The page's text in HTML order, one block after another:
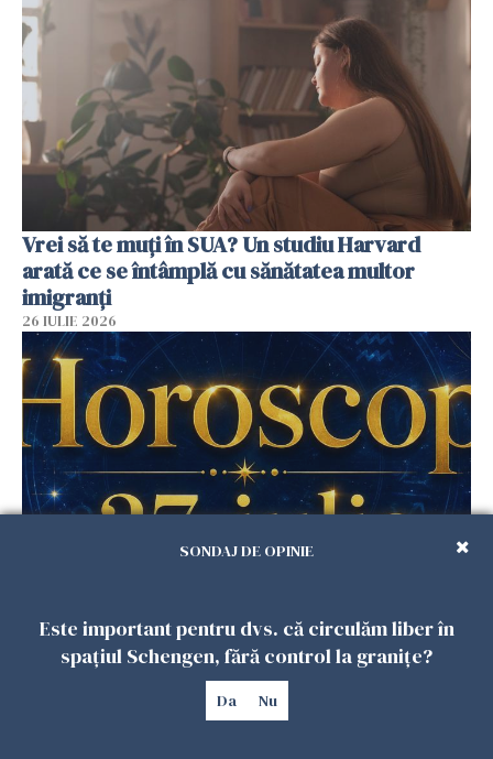
Vrei să te muți în SUA? Un studiu Harvard
arată ce se întâmplă cu sănătatea multor
imigranți
26 IULIE 2026
săptămânii. Universul deschide uși
neașteptate pentru unele zodii
26 IULIE 2026
SONDAJ DE OPINIE
Este important pentru dvs. că circulăm liber în
spațiul Schengen, fără control la granițe?
Da Nu